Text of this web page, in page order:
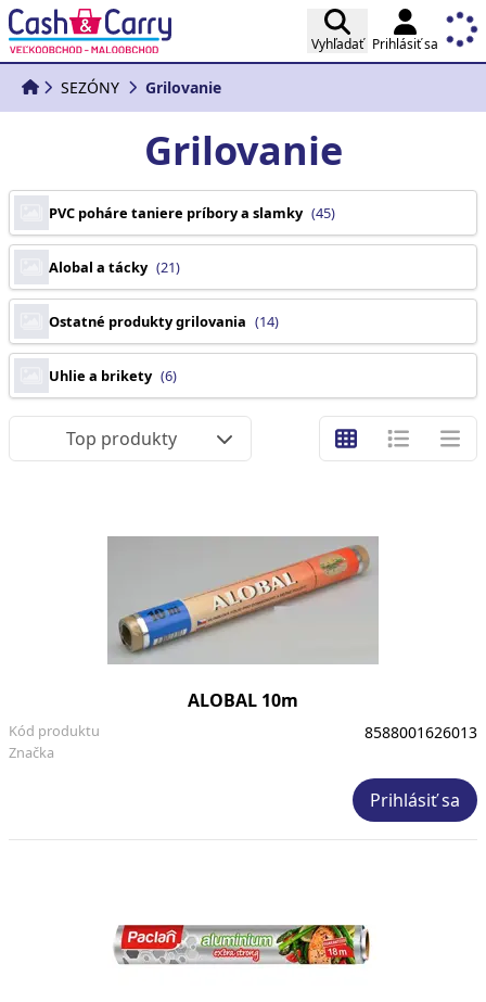
Vyhľadať Prihlásiť sa
SEZÓNY Grilovanie
Grilovanie
PVC poháre taniere príbory a slamky (45)
Alobal a tácky (21)
Ostatné produkty grilovania (14)
Uhlie a brikety (6)
Top produkty
ALOBAL 10m
Značka
Kód produktu 8588001626013
Prihlásiť sa